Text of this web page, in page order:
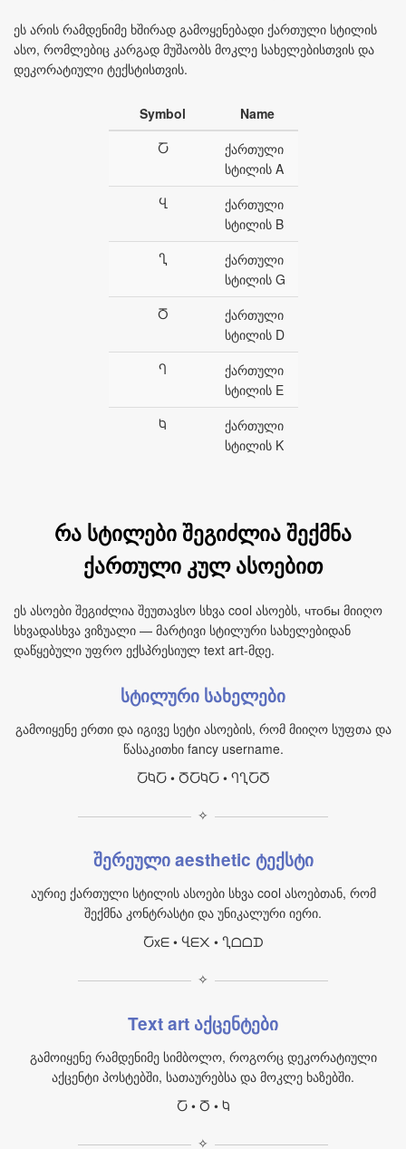
ეს არის რამდენიმე ხშირად გამოყენებადი ქართული სტილის
ასო, რომლებიც კარგად მუშაობს მოკლე სახელებისთვის და
დეკორატიული ტექსტისთვის.
Symbol
Name
Ⴀ
ქართული
სტილის A
Ⴁ
ქართული
სტილის B
Ⴂ
ქართული
სტილის G
Ⴃ
ქართული
სტილის D
Ⴄ
ქართული
სტილის E
Ⴉ
ქართული
სტილის K
რა სტილები შეგიძლია შექმნა
ქართული კულ ასოებით
ეს ასოები შეგიძლია შეუთავსო სხვა cool ასოებს, чтобы მიიღო
სხვადასხვა ვიზუალი — მარტივი სტილური სახელებიდან
დაწყებული უფრო ექსპრესიულ text art-მდე.
სტილური სახელები
გამოიყენე ერთი და იგივე სეტი ასოების, რომ მიიღო სუფთა და
წასაკითხი fancy username.
ႠႩႠ • ႣႠႩႠ • ႤႢႠႣ
✧
შერეული aesthetic ტექსტი
აურიე ქართული სტილის ასოები სხვა cool ასოებთან, რომ
შექმნა კონტრასტი და უნიკალური იერი.
Ⴀxᗴ • Ⴁᗴ᙭ • Ⴂᗝᗝᗪ
✧
Text art აქცენტები
გამოიყენე რამდენიმე სიმბოლო, როგორც დეკორატიული
აქცენტი პოსტებში, სათაურებსა და მოკლე ხაზებში.
Ⴀ • Ⴃ • Ⴉ
✧